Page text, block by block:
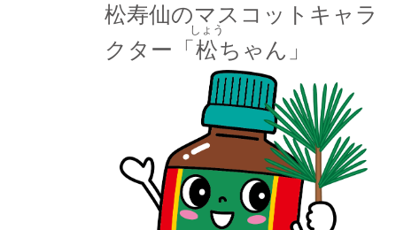
松寿仙のマスコットキャラ
クター「松
しょう
ちゃん」